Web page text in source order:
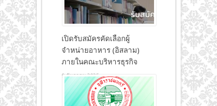
เปิดรับสมัครคัดเลือกผู้
จำหน่ายอาหาร (อิสลาม)
ภายในคณะบริหารธุรกิจ
9 ธันวาคม 2025